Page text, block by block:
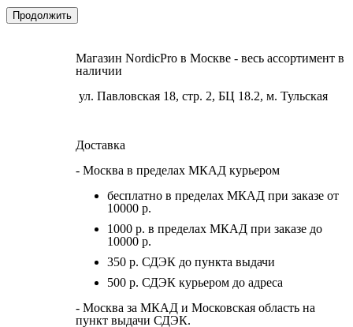
Продолжить
Магазин NordicPro в Москве - весь ассортимент в
наличии
ул. Павловская 18, стр. 2, БЦ 18.2, м. Тульская
Доставка
- Москва в пределах МКАД курьером
бесплатно в пределах МКАД при заказе от
10000 р.
1000 р. в пределах МКАД при заказе до
10000 р.
350 р. СДЭК до пункта выдачи
500 р. СДЭК курьером до адреса
- Москва за МКАД и Московская область на
пункт выдачи СДЭК.